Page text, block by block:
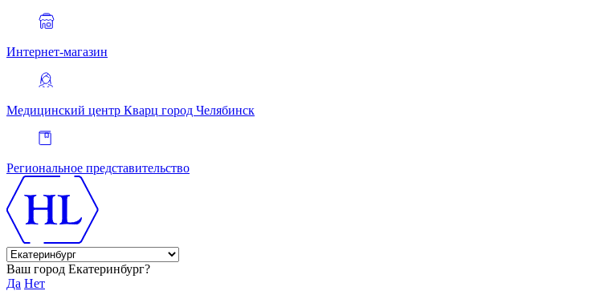
Интернет-магазин
Медицинский центр Кварц город Челябинск
Региональное представительство
Ваш город Екатеринбург?
Да Нет